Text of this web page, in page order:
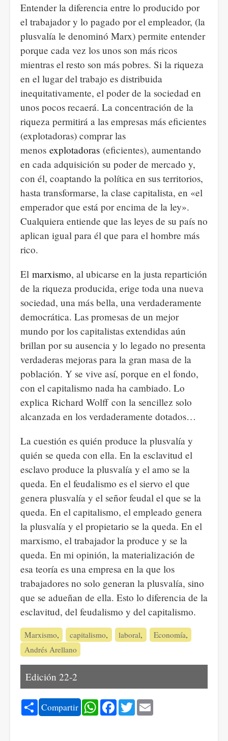
Entender la diferencia entre lo producido por
el trabajador y lo pagado por el empleador, (la
plusvalía le denominó Marx) permite entender
porque cada vez los unos son más ricos
mientras el resto son más pobres. Si la riqueza
en el lugar del trabajo es distribuida
inequitativamente, el poder de la sociedad en
unos pocos recaerá. La concentración de la
riqueza permitirá a las empresas más eficientes
(explotadoras) comprar las
menos explotadoras (eficientes), aumentando
en cada adquisición su poder de mercado y,
con él, coaptando la política en sus territorios,
hasta transformarse, la clase capitalista, en «el
emperador que está por encima de la ley».
Cualquiera entiende que las leyes de su país no
aplican igual para él que para el hombre más
rico.
El marxismo, al ubicarse en la justa repartición
de la riqueza producida, erige toda una nueva
sociedad, una más bella, una verdaderamente
democrática. Las promesas de un mejor
mundo por los capitalistas extendidas aún
brillan por su ausencia y lo legado no presenta
verdaderas mejoras para la gran masa de la
población. Y se vive así, porque en el fondo,
con el capitalismo nada ha cambiado. Lo
explica Richard Wolff con la sencillez solo
alcanzada en los verdaderamente dotados…
La cuestión es quién produce la plusvalía y
quién se queda con ella. En la esclavitud el
esclavo produce la plusvalía y el amo se la
queda. En el feudalismo es el siervo el que
genera plusvalía y el señor feudal el que se la
queda. En el capitalismo, el empleado genera
la plusvalía y el propietario se la queda. En el
marxismo, el trabajador la produce y se la
queda. En mi opinión, la materialización de
esa teoría es una empresa en la que los
trabajadores no solo generan la plusvalía, sino
que se adueñan de ella. Esto lo diferencia de la
esclavitud, del feudalismo y del capitalismo.
Marxismo capitalismo laboral
Economía
Andrés Arellano
Edición 22-2
Share
Compartir WhatsApp
Facebook
Twitter